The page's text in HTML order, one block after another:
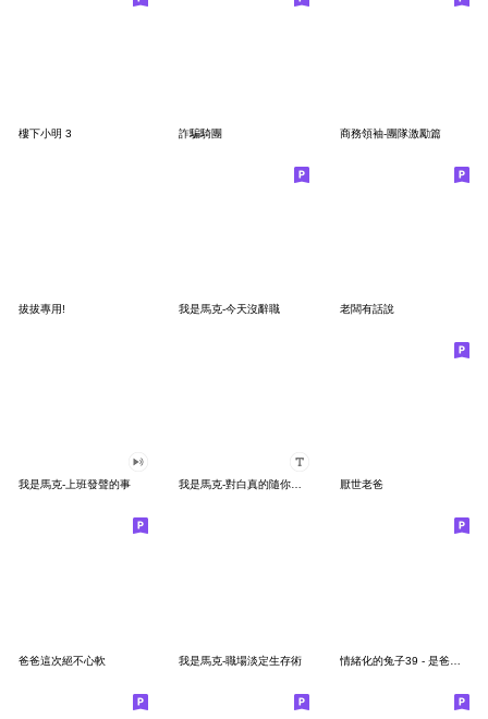
樓下小明 3 詐騙騎團 商務領袖-團隊激勵篇
拔拔專用! 我是馬克-今天沒辭職 老闆有話說
我是馬克-上班發聲的事 我是馬克-對白真的隨你填貼圖 厭世老爸
爸爸這次絕不心軟 我是馬克-職場淡定生存術 情緒化的兔子39 - 是爸爸兔